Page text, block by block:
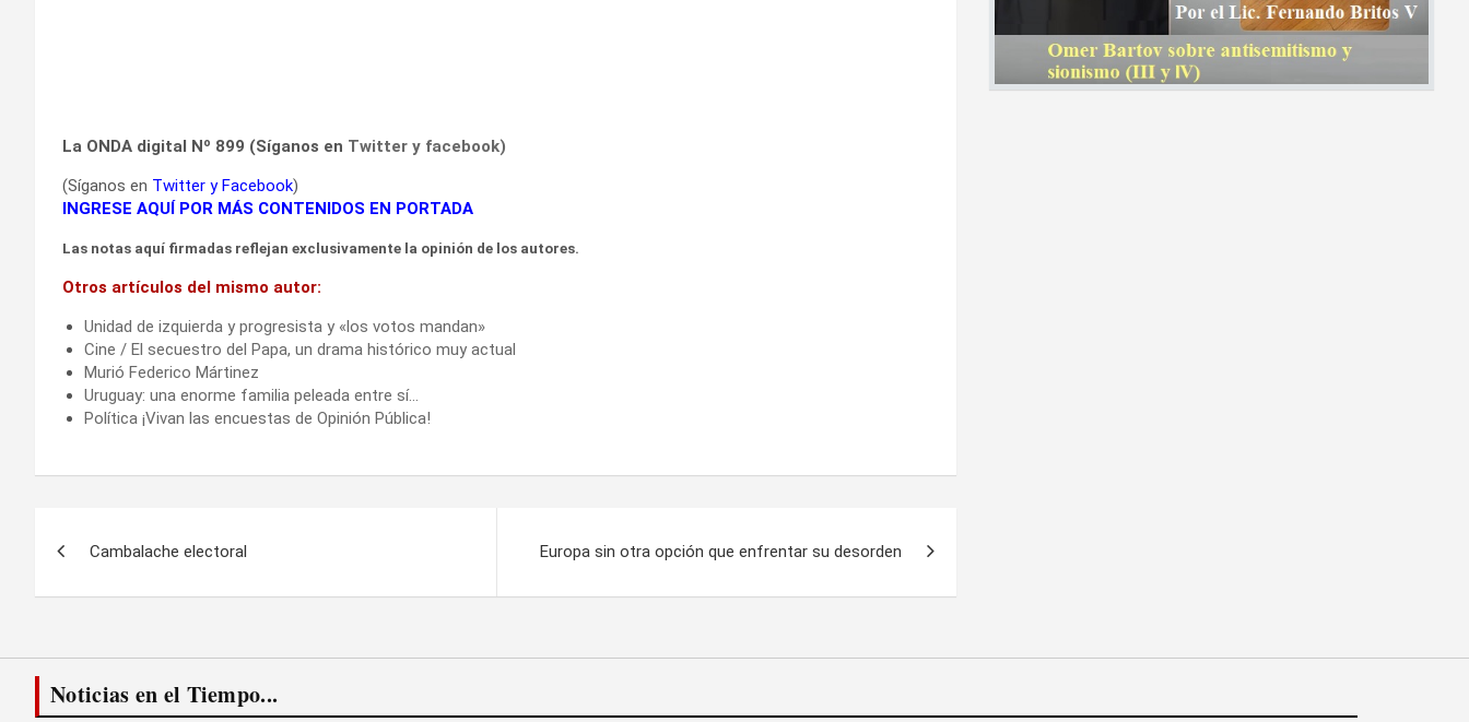
La ONDA digital Nº 899 (Síganos en Twitter y facebook)
(Síganos en Twitter yFacebook)
INGRESE AQUÍ POR MÁS CONTENIDOS EN PORTADA
Las notas aquí firmadas reflejan exclusivamente la opinión de los autores.
Otros artículos del mismo autor:
Unidad de izquierda y progresista y «los votos mandan»
Cine / El secuestro del Papa, un drama histórico muy actual
Murió Federico Mártinez
Uruguay: una enorme familia peleada entre sí…
Política ¡Vivan las encuestas de Opinión Pública!
Cambalache electoral Europa sin otra opción que enfrentar su desorden
Noticias en el Tiempo...